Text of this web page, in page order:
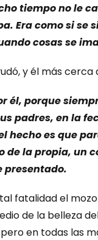
tiempo no le
Era como si se
cosas se
y él más cerca
él, porque
padres, en la
hecho es que
la propia, un
presentado.
fatalidad el
de la belleza
en todas las